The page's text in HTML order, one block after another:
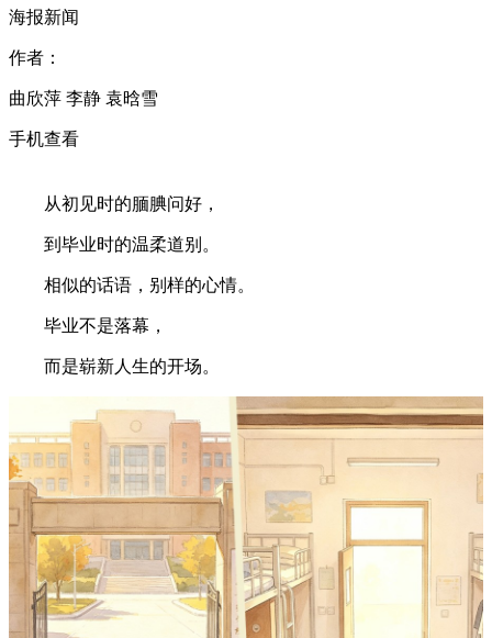
海报新闻
作者：
曲欣萍 李静 袁晗雪
手机查看
从初见时的腼腆问好，
到毕业时的温柔道别。
相似的话语，别样的心情。
毕业不是落幕，
而是崭新人生的开场。